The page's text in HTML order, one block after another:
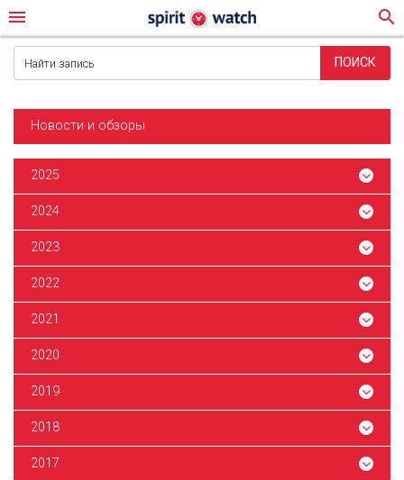
menu search
Новости и обзоры
2025
2024
2023
2022
2021
2020
2019
2018
2017